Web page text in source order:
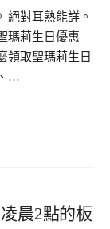
絕對耳熟能詳。
瑪莉生日優惠
領取聖瑪莉生日
…
晨2點的板